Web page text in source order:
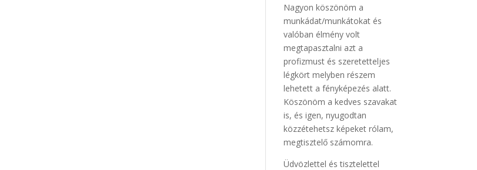
Nagyon köszönöm a
munkádat/munkátokat és
valóban élmény volt
megtapasztalni azt a
profizmust és szeretetteljes
légkört melyben részem
lehetett a fényképezés alatt.
Köszönöm a kedves szavakat
is, és igen, nyugodtan
közzétehetsz képeket rólam,
megtisztelő számomra.
Üdvözlettel és tisztelettel